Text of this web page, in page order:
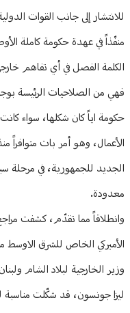
للانتشار إلى جانب القوات
منفّذاً في عهدة حكومة كاملة
الكلمة الفصل في أي تفاهم
فهي من الصلاحيات الرئيسة
حكومة اياً كان شكلها، سواء
الأعمال، وهو أمر بات متوافراً
الجديد للجمهورية، في مرحلة
معدودة.
وانطلاقاً مما تقدّم، كشفت
الأميركي الخاص للشرق الاوسط
وزير الخارجية لبلاد الشام
ليزا جونسون، قد شكّلت